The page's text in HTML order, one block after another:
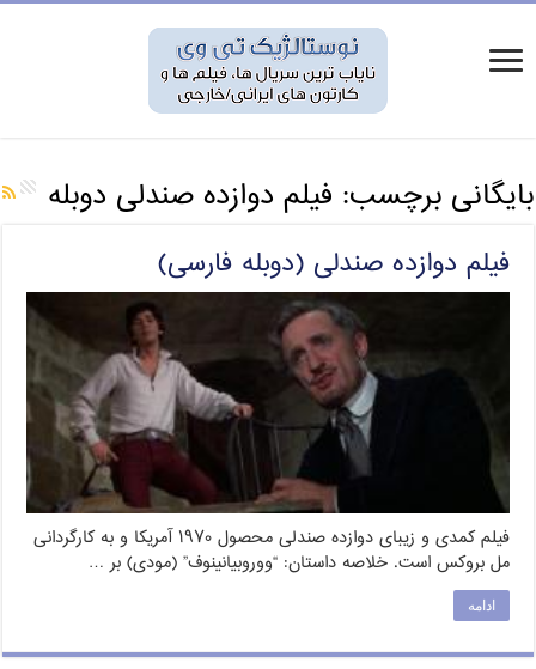
بایگانی برچسب: فیلم دوازده صندلی دوبله
فیلم دوازده صندلی (دوبله فارسی)
فیلم کمدی و زیبای دوازده صندلی محصول ۱۹۷۰ آمریکا و به کارگردانی
مل بروکس است. خلاصه داستان: “ووروبیانینوف” (مودی) بر …
ادامه